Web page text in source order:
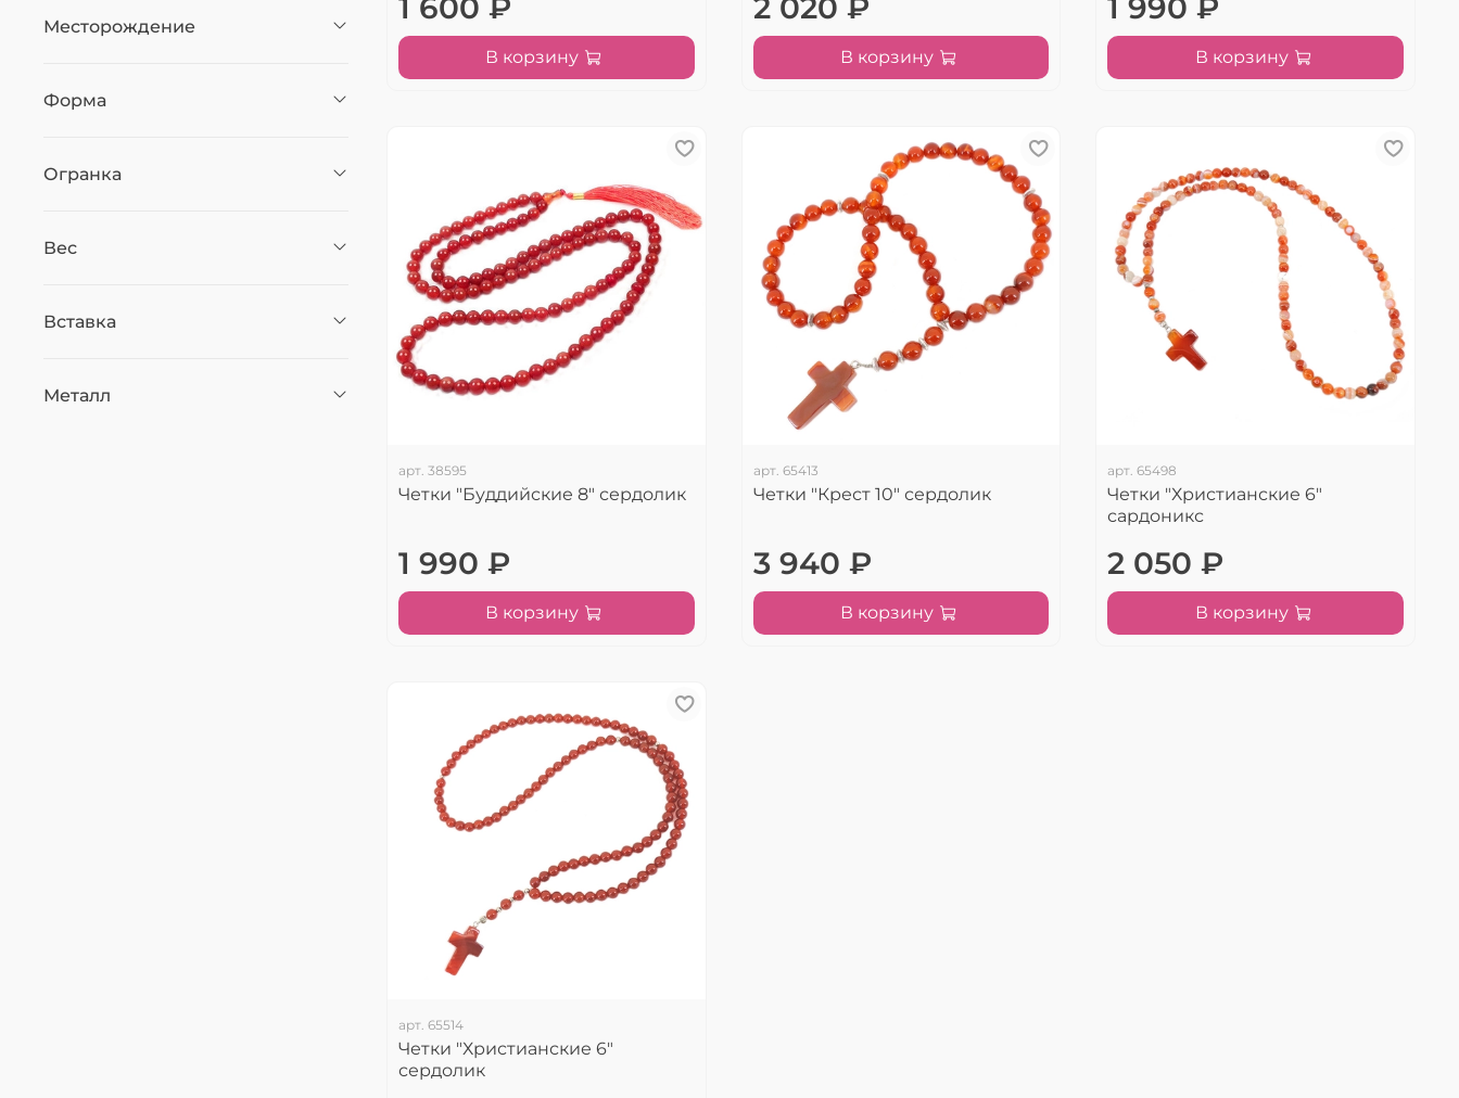
1 600 ₽
В корзину
2 020 ₽
В корзину
1 990 ₽
В корзину
арт. 38595
Четки "Буддийские 8" сердолик
1 990 ₽
В корзину
арт. 65413
Четки "Крест 10" сердолик
3 940 ₽
В корзину
арт.65498
Четки "Христианские 6"
сардоникс
2 050 ₽
В корзину
арт. 65514
Четки "Христианские 6"
сердолик
Месторождение
Форма
Огранка
Вес
Вставка
Металл